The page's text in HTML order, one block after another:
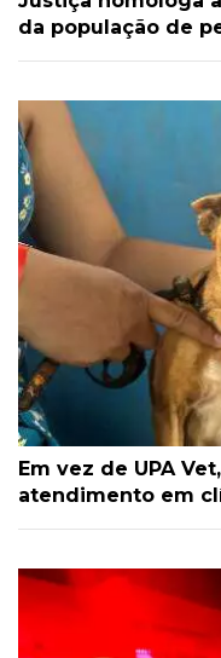
da população de
Em vez de UPA
atendimento em